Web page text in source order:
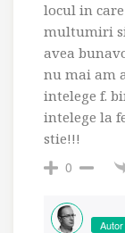
locul in
multumiri
avea
nu mai am
intelege f.
intelege la
stie!!!
0
Autor